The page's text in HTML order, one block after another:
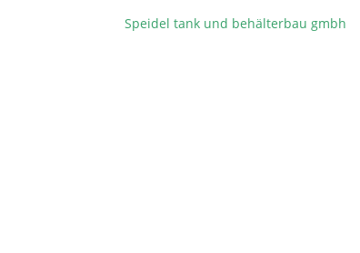
BEITRAGSNAVIGATION
Speidel tank und behälterbau gmbh